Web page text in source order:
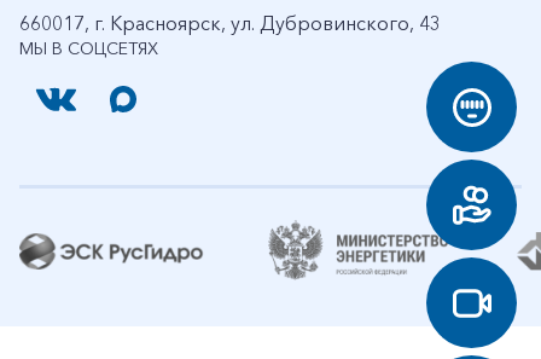
МЫ В СОЦСЕТЯХ
660017, г. Красноярск, ул. Дубровинского, 43